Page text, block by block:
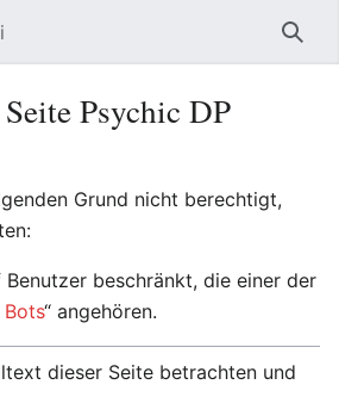
Psychic DP
Grund nicht berechtigt,
beschränkt, die einer der
Bots“ angehören.
dieser Seite betrachten und